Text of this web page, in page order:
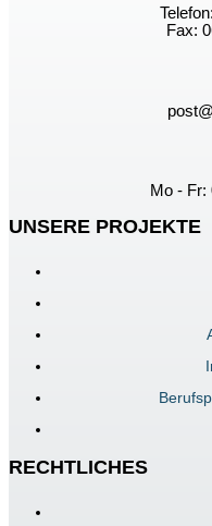
Fax:
Mo - Fr:
UNSERE PROJEKTE
RECHTLICHES